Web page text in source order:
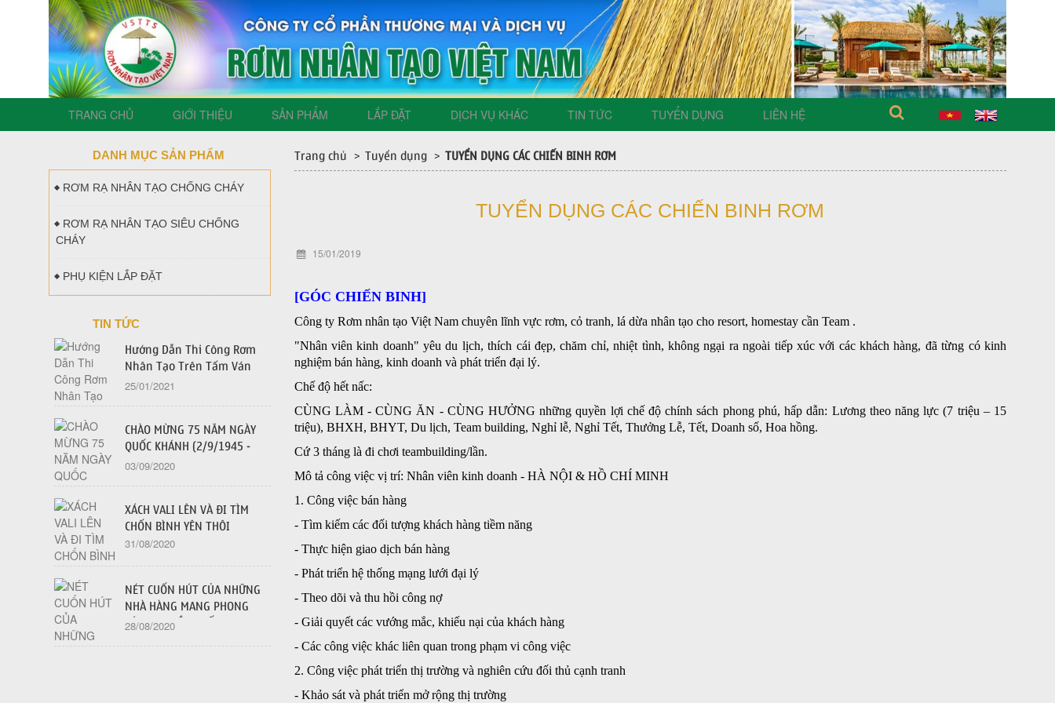
TRANG CHỦ GIỚI THIỆU SẢN PHẨM LẮP ĐẶT DỊCH VỤ KHÁC TIN TỨC TUYỂN DỤNG LIÊN HỆ
DANH MỤC SẢN PHẨM
RƠM RẠ NHÂN TẠO CHỐNG CHÁY
RƠM RẠ NHÂN TẠO SIÊU CHỐNG
CHÁY
PHỤ KIỆN LẮP ĐẶT
TIN TỨC
Hướng Dẫn Thi Công Rơm
Nhân Tạo Trên Tấm Ván
Dăm OSB - 2021
25/01/2021
CHÀO MỪNG 75 NĂM NGÀY
QUỐC KHÁNH (2/9/1945 -
2/9/2020)
03/09/2020
XÁCH VALI LÊN VÀ ĐI TÌM
CHỐN BÌNH YÊN THÔI
31/08/2020
NÉT CUỐN HÚT CỦA NHỮNG
NHÀ HÀNG MANG PHONG
CÁCH TRUYỀN THỐNG
28/08/2020
Trang chủ > Tuyển dụng> TUYỂN DỤNG CÁC CHIẾN BINH RƠM
TUYỂN DỤNG CÁC CHIẾN BINH RƠM
15/01/2019
[GÓC CHIẾN BINH]
Công ty Rơm nhân tạo Việt Nam chuyên lĩnh vực rơm, cỏ tranh, lá dừa nhân tạo cho resort, homestay cần Team .
"Nhân viên kinh doanh" yêu du lịch, thích cái đẹp, chăm chỉ, nhiệt tình, không ngại ra ngoài tiếp xúc với các khách hàng, đã từng có kinh
nghiệm bán hàng, kinh doanh và phát triển đại lý.
Chế độ hết nấc:
CÙNG LÀM - CÙNG ĂN - CÙNG HƯỞNG những quyền lợi chế độ chính sách phong phú, hấp dẫn: Lương theo năng lực (7 triệu – 15
triệu), BHXH, BHYT, Du lịch, Team building, Nghỉ lễ, Nghỉ Tết, Thưởng Lễ, Tết, Doanh số, Hoa hồng.
Cứ 3 tháng là đi chơi teambuilding/lần.
Mô tả công việc vị trí: Nhân viên kinh doanh - HÀ NỘI & HỒ CHÍ MINH
1. Công việc bán hàng
- Tìm kiếm các đối tượng khách hàng tiềm năng
- Thực hiện giao dịch bán hàng
- Phát triển hệ thống mạng lưới đại lý
- Theo dõi và thu hồi công nợ
- Giải quyết các vướng mắc, khiếu nại của khách hàng
- Các công việc khác liên quan trong phạm vi công việc
2. Công việc phát triển thị trường và nghiên cứu đối thủ cạnh tranh
- Khảo sát và phát triển mở rộng thị trường